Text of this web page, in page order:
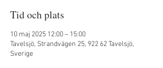
Tid och plats
10 maj 2025 12:00 – 15:00
Tavelsjö, Strandvägen 25, 922 62 Tavelsjö,
Sverige